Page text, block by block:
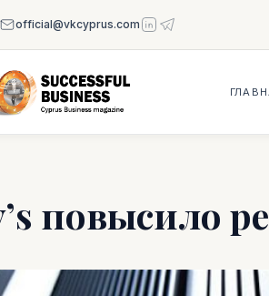
official@vkcyprus.com
повысило